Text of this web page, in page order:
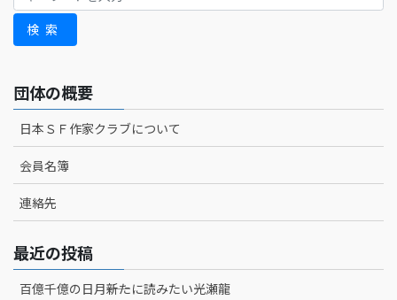
検索
団体の概要
日本ＳＦ作家クラブについて
会員名簿
連絡先
最近の投稿
百億千億の日月――新たに読みたい光瀬龍